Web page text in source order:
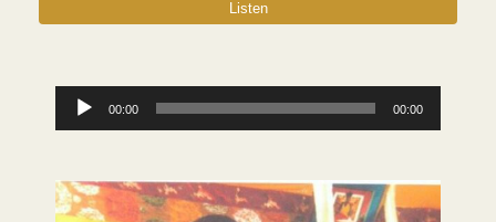
频
放
00:00 00:00